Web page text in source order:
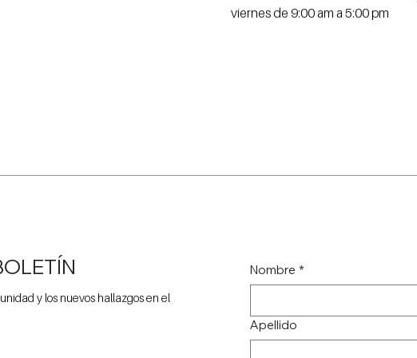
viernes de 9:00 am a 5:00 pm
y los nuevos hallazgos en el
Nombre *
Apellido